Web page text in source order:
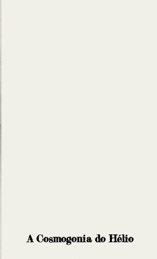
A Cosmogonia do Hélio